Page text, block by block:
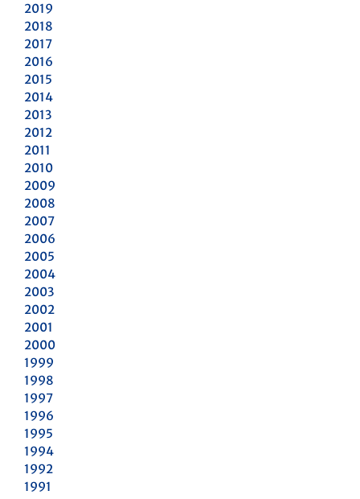
2019
2018
2017
2016
2015
2014
2013
2012
2011
2010
2009
2008
2007
2006
2005
2004
2003
2002
2001
2000
1999
1998
1997
1996
1995
1994
1992
1991